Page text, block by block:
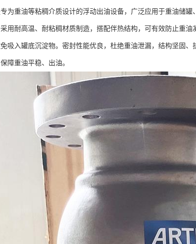
为重油等粘稠介质设计的浮动出油设备，广泛应用于重油储
用耐高温、耐粘稠材质制造，搭配伴热结构，可有效防止重
吸入罐底沉淀物。密封性能优良，杜绝重油泄漏，结构坚固
障重油平稳、出油。